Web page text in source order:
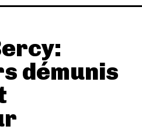
démunis